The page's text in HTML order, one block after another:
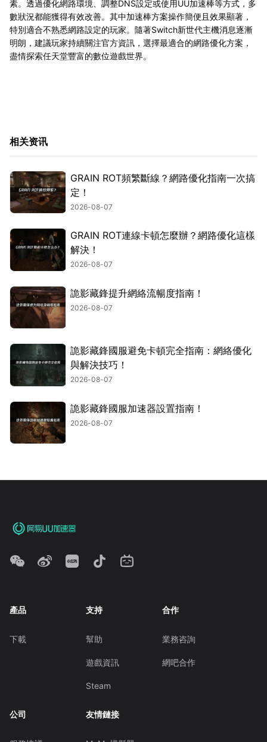
素。透過優化網路環境、調整DNS設定或使用UU加速棒等方式，多
數狀況都能獲得有效改善。其中加速棒方案操作簡便且效果顯著，
特別適合不熟悉網路設定的玩家。隨著Switch新世代主機消息逐漸
明朗，建議玩家持續關注官方資訊，選擇最適合的網路優化方案，
盡情探索任天堂豐富的數位遊戲世界。
相关资讯
GRAIN ROT頻繁斷線？網路優化指南一次搞
定！
2026-08-07
GRAIN ROT連線卡頓怎麼辦？網路優化這樣
解決！
2026-08-07
詭影藏鋒提升網絡流暢度指南！
2026-08-07
詭影藏鋒國服避免卡頓完全指南：網絡優化
與解決技巧！
2026-08-07
詭影藏鋒國服加速器設置指南！
2026-08-07
產品
下載
支持
幫助
遊戲資訊
Steam
合作
業務咨詢
網吧合作
公司 友情鏈接